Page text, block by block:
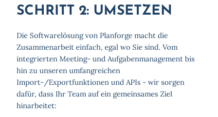
SCHRITT 2: UMSETZEN
Die Softwarelösung von Planforge macht die
Zusammenarbeit einfach, egal wo Sie sind. Vom
integrierten Meeting- und Aufgabenmanagement bis
hin zu unseren umfangreichen
Import-/Exportfunktionen und APIs - wir sorgen
dafür, dass Ihr Team auf ein gemeinsames Ziel
hinarbeitet: